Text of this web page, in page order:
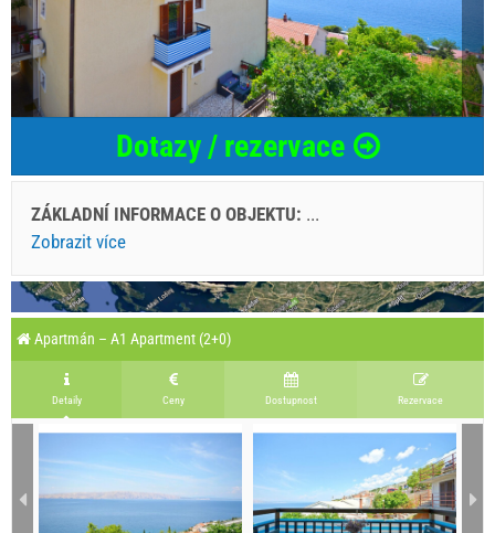
Dotazy / rezervace
ZÁKLADNÍ INFORMACE O OBJEKTU: ...
Zobrazit více
Apartmán – A1 Apartment (2+0)
Detaily Ceny Dostupnost Rezervace